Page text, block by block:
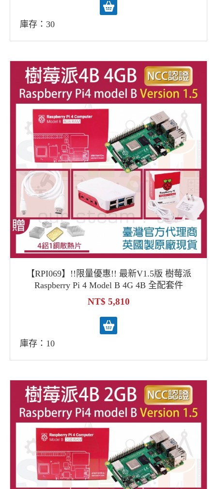
庫存：30
【RPI069】!!限量優惠!! 最新V1.5版 樹莓派
Raspberry Pi 4 Model B 4G 4B 全配套件
5,810
庫存：10